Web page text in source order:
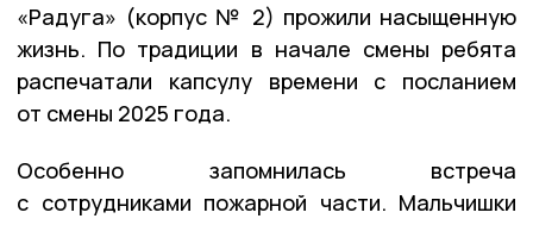
«Радуга» (корпус № 2) прожили насыщенную
жизнь. По традиции в начале смены ребята
распечатали капсулу времени с посланием
от смены 2025 года.
Особенно запомнилась встреча
с сотрудниками пожарной части. Мальчишки